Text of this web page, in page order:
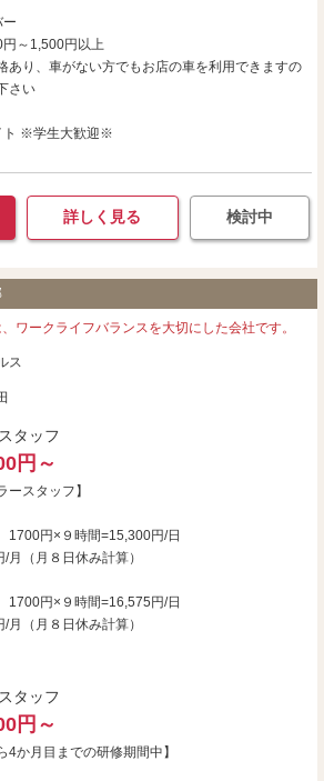
ー
～1,500円以上
あり、車がない方でもお店の車を利用できますの
さい
ト ※学生大歓迎※
詳しく見る 検討中
ワークライフバランスを大切にした会社です。
ス
タッフ
円～
ースタッフ】
円×９時間=15,300円/日
/月（月８日休み計算）
円×９時間=16,575円/日
月（月８日休み計算）
タッフ
円～
4か月目までの研修期間中】